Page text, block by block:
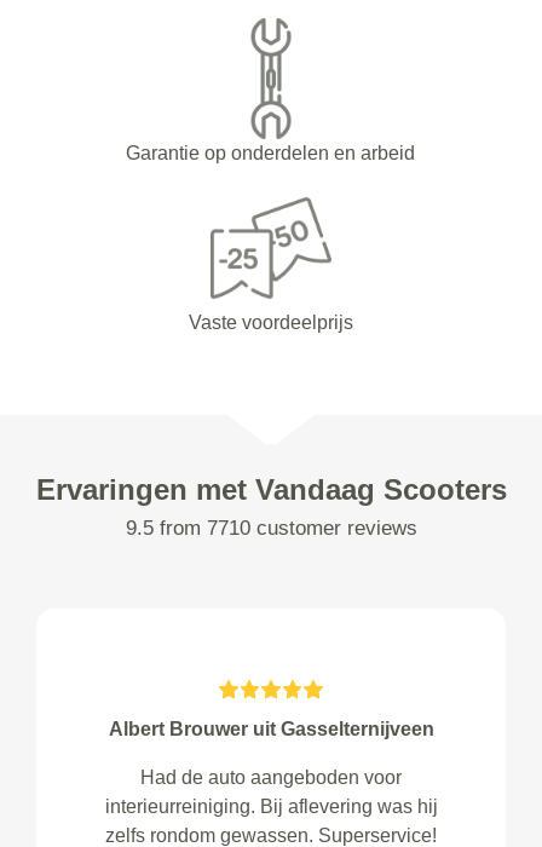
Garantie op onderdelen en arbeid
Vaste voordeelprijs
Ervaringen met Vandaag Scooters
9.5 from 7710 customer reviews
Albert Brouwer uit Gasselternijveen
Had de auto aangeboden voor
interieurreiniging. Bij aflevering was hij
zelfs rondom gewassen. Superservice!